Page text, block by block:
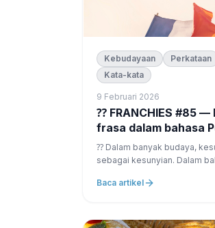
Kebudayaan Perkataan
Kata-kata
9 Februari 2026
⁇ FRANCHIES #85 — Diam adalah satu
frasa dalam bahasa
⁇ Dalam banyak budaya, kesunyian dianggap
sebagai kesunyian. Dalam
Baca artikel